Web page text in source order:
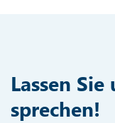
Lassen
sprechen!